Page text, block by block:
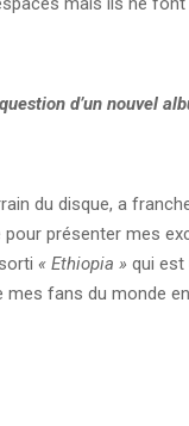
d’un nouvel
du disque, a
pour présenter mes
« Ethiopia » qui est
mes fans du monde